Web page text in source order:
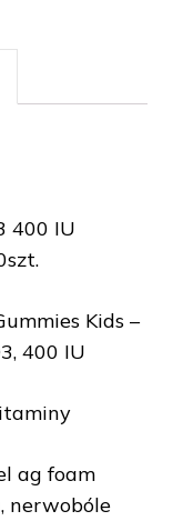
400 IU
Kids –
400 IU
ag foam
nerwobóle